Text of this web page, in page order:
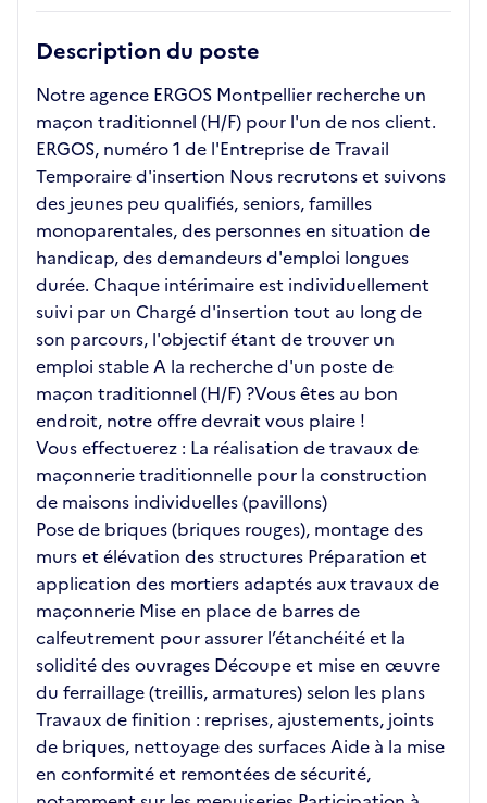
Description du poste
Notre agence ERGOS Montpellier recherche un
maçon traditionnel (H/F) pour l'un de nos client.
ERGOS, numéro 1 de l'Entreprise de Travail
Temporaire d'insertion Nous recrutons et suivons
des jeunes peu qualifiés, seniors, familles
monoparentales, des personnes en situation de
handicap, des demandeurs d'emploi longues
durée. Chaque intérimaire est individuellement
suivi par un Chargé d'insertion tout au long de
son parcours, l'objectif étant de trouver un
emploi stable A la recherche d'un poste de
maçon traditionnel (H/F) ?Vous êtes au bon
endroit, notre offre devrait vous plaire !
Vous effectuerez : La réalisation de travaux de
maçonnerie traditionnelle pour la construction
de maisons individuelles (pavillons)
Pose de briques (briques rouges), montage des
murs et élévation des structures Préparation et
application des mortiers adaptés aux travaux de
maçonnerie Mise en place de barres de
calfeutrement pour assurer l’étanchéité et la
solidité des ouvrages Découpe et mise en œuvre
du ferraillage (treillis, armatures) selon les plans
Travaux de finition : reprises, ajustements, joints
de briques, nettoyage des surfaces Aide à la mise
en conformité et remontées de sécurité,